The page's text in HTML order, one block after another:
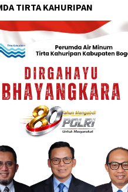
TIRTA KAHURIPAN